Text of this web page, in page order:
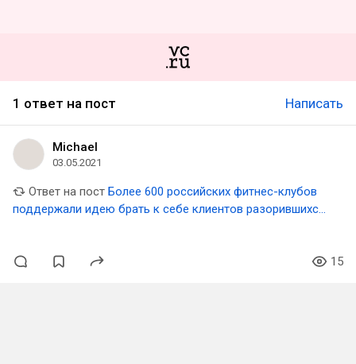
1 ответ на пост Написать
Michael
03.05.2021
Ответ на пост Более 600 российских фитнес-клубов
поддержали идею брать к себе клиентов разорившихся
15